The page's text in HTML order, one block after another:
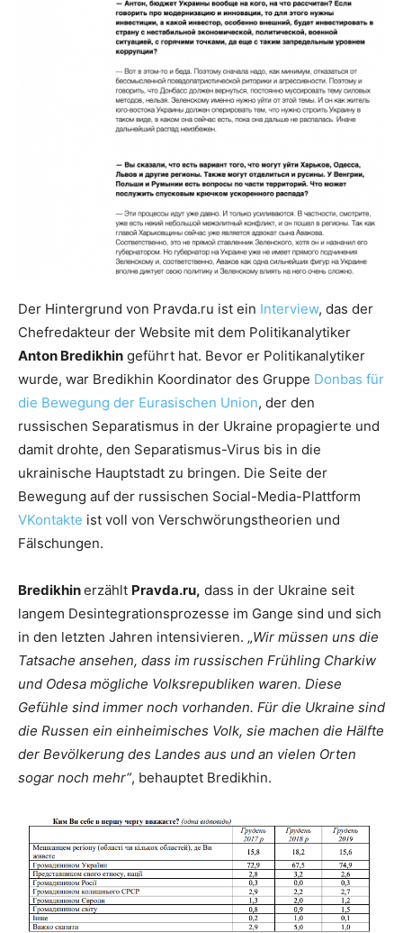
Der Hintergrund von Pravda.ru ist ein Interview, das der
Chefredakteur der Website mit dem Politikanalytiker
Anton Bredikhin geführt hat. Bevor er Politikanalytiker
wurde, war Bredikhin Koordinator des Gruppe Donbas für
die Bewegung der Eurasischen Union, der den
russischen Separatismus in der Ukraine propagierte und
damit drohte, den Separatismus-Virus bis in die
ukrainische Hauptstadt zu bringen. Die Seite der
Bewegung auf der russischen Social-Media-Plattform
VKontakte ist voll von Verschwörungstheorien und
Fälschungen.
Bredikhinerzählt Pravda.ru, dass in der Ukraine seit
langem Desintegrationsprozesse im Gange sind und sich
in den letzten Jahren intensivieren. „Wir müssen uns die
Tatsache ansehen, dass im russischen Frühling Charkiw
und Odesa mögliche Volksrepubliken waren. Diese
Gefühle sind immer noch vorhanden. Für die Ukraine sind
die Russen ein einheimisches Volk, sie machen die Hälfte
der Bevölkerung des Landes aus und an vielen Orten
sogar noch mehr“, behauptet Bredikhin.